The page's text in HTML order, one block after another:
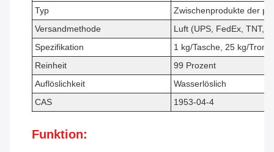
Typ
Zwischenprodukte der
Versandmethode
Luft (UPS, FedEx, TNT,
Spezifikation
1 kg/Tasche, 25 kg/
Reinheit
99 Prozent
Auflöslichkeit
Wasserlöslich
CAS
1953-04-4
Funktion: